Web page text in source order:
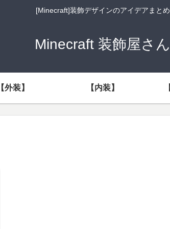
[Minecraft]装飾デザインのアイデアまとめ
Minecraft 装飾屋さん
【外装】 【内装】